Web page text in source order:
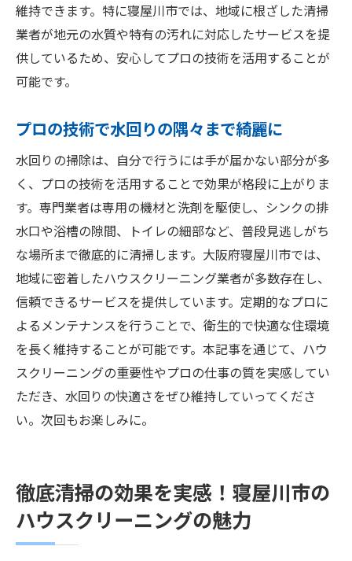
維持できます。特に寝屋川市では、地域に根ざした清掃
業者が地元の水質や特有の汚れに対応したサービスを提
供しているため、安心してプロの技術を活用することが
可能です。
プロの技術で水回りの隅々まで綺麗に
水回りの掃除は、自分で行うには手が届かない部分が多
く、プロの技術を活用することで効果が格段に上がりま
す。専門業者は専用の機材と洗剤を駆使し、シンクの排
水口や浴槽の隙間、トイレの細部など、普段見逃しがち
な場所まで徹底的に清掃します。大阪府寝屋川市では、
地域に密着したハウスクリーニング業者が多数存在し、
信頼できるサービスを提供しています。定期的なプロに
よるメンテナンスを行うことで、衛生的で快適な住環境
を長く維持することが可能です。本記事を通じて、ハウ
スクリーニングの重要性やプロの仕事の質を実感してい
ただき、水回りの快適さをぜひ維持していってくださ
い。次回もお楽しみに。
徹底清掃の効果を実感！寝屋川市の
ハウスクリーニングの魅力